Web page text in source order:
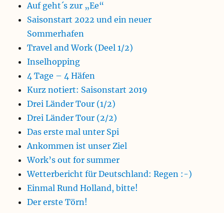
Auf geht´s zur „Ee“
Saisonstart 2022 und ein neuer
Sommerhafen
Travel and Work (Deel 1/2)
Inselhopping
4 Tage – 4 Häfen
Kurz notiert: Saisonstart 2019
Drei Länder Tour (1/2)
Drei Länder Tour (2/2)
Das erste mal unter Spi
Ankommen ist unser Ziel
Work’s out for summer
Wetterbericht für Deutschland: Regen :-)
Einmal Rund Holland, bitte!
Der erste Törn!